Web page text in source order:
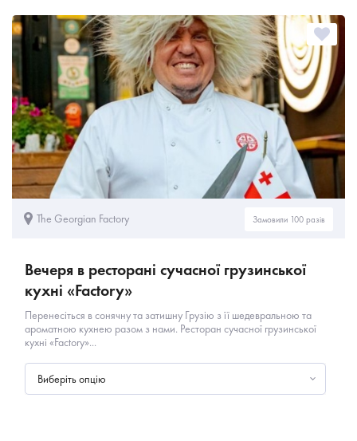
The Georgian Factory Замовили 100 разів
Вечеря в ресторані сучасної грузинської
кухні «Factory»
Перенесіться в сонячну та затишну Грузію з її шедевральною та
ароматною кухнею разом з нами. Ресторан сучасної грузинської
кухні «Factory»...
Виберіть опцію